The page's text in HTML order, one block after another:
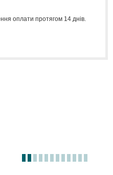
оплати протягом 14 днів.